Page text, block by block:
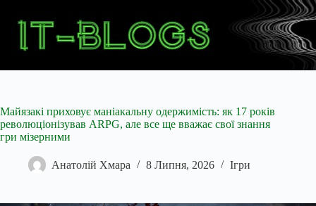
Майязакі приховує маніакальну одержимість: як 17 років
революціонізував ARPG, але все ще вважає свої знання
гри мізерними
Анатолій Хмара 8 Липня, 2026 Ігри